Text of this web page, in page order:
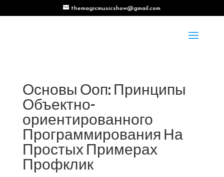
themagicmusicshow@gmail.com
Основы Ооп: Принципы
Объектно-
ориентированного
Программирования На
Простых Примерах
Профклик